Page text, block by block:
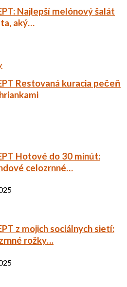
Najlepší melónový šalát
aký…
Restovaná kuracia pečeň
Hotové do 30 minút:
celozrnné…
z mojich sociálnych sietí:
rožky…